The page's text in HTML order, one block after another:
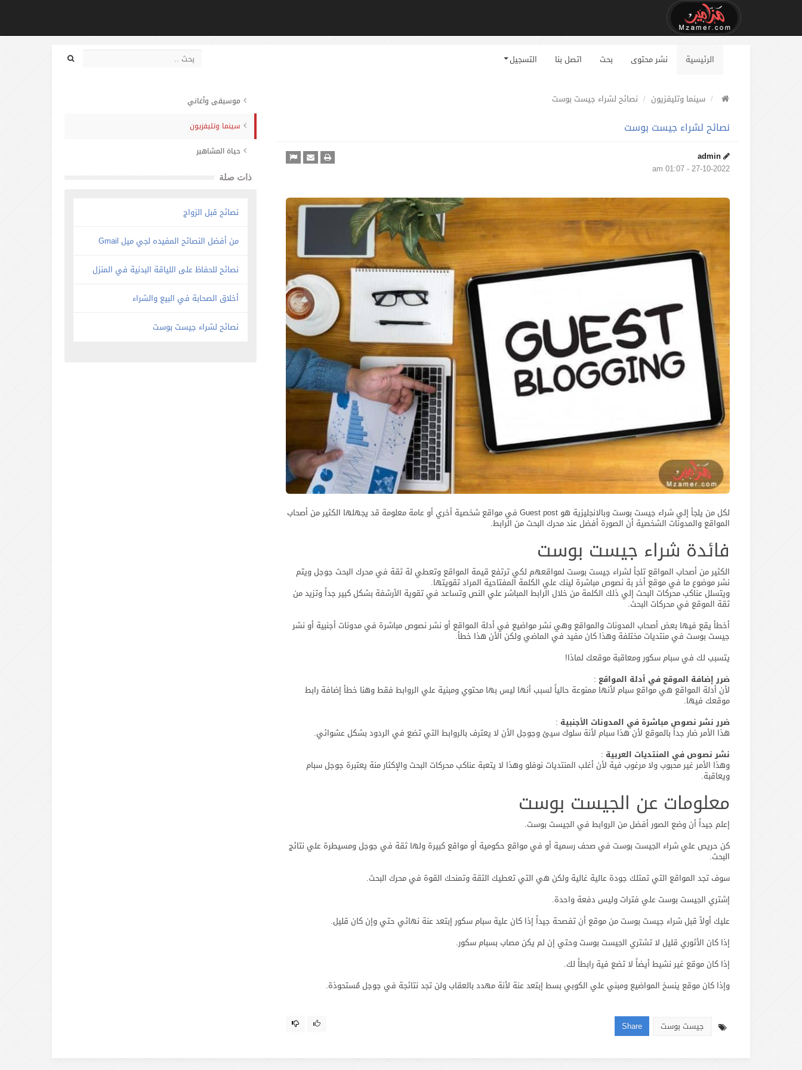
الرئيسية نشر محتوى بحث اتصل بنا التسجيل
سينما وتليفزيون نصائح لشراء جيست بوست
نصائح لشراء جيست بوست
admin
27-10-2022 - 01:07 am
لكل من يلجأ إلي شراء جيست بوست وبالانجليزية هو Guest post في مواقع شخصية أخري أو عامة معلومة قد يجهلها الكثير من أصحاب
المواقع والمدونات الشخصية أن الصورة أفضل عند محرك البحث من الرابط.
فائدة شراء جيست بوست
الكثير من أصحاب المواقع تلجأ لشراء جيست بوست لمواقعهم لكي ترتفع قيمة المواقع وتعطي لة ثقة في محرك البحث جوجل ويتم
نشر موضوع ما في موقع أخر بة نصوص مباشرة لينك علي الكلمة المفتاحية المراد تقويتها.
ويتسلل عناكب محركات البحث إلي ذلك الكلمة من خلال الرابط المباشر علي النص وتساعد في تقوية الأرشفة بشكل كبير جداً وتزيد من
ثقة الموقع في محركات البحث.
أخطأ يقع فيها بعض أصحاب المدونات والمواقع وهي نشر مواضيع في أدلة المواقع أو نشر نصوص مباشرة في مدونات أجنبية أو نشر
جيست بوست في منتديات مختلفة وهذا كان مفيد في الماضي ولكن الأن هذا خطأ.
يتسبب لك في سبام سكور ومعاقبة موقعك لماذا!
ضرر إضافة الموقع في أدلة المواقع :
لأن أدلة المواقع هي مواقع سبام لأنها ممنوعة حالياً لسبب أنها ليس بها محتوي ومبنية علي الروابط فقط وهنا خطأ إضافة رابط
موقعك فيها.
ضرر نشر نصوص مباشرة في المدونات الأجنبية :
هذا الأمر ضار جداً بالموقع لأن هذا سبام لأنة سلوك سيئ وجوجل الأن لا يعترف بالروابط التي تضع في الردود بشكل عشوائي.
نشر نصوص في المنتديات العربية :
وهذا الأمر غير محبوب ولا مرغوب فية لأن أغلب المنتديات نوفلو وهذا لا يتعبة عناكب محركات البحث والإكثار منة يعتبرة جوجل سبام
ويعاقبة.
معلومات عن الجيست بوست
إعلم جيداً أن وضع الصور أفضل من الروابط في الجيست بوست.
كن حريص علي شراء الجيست بوست في صحف رسمية أو في مواقع حكومية أو مواقع كبيرة ولها ثقة في جوجل ومسيطرة علي نتائج
البحث.
سوف تجد المواقع التي تمتلك جودة عالية غالية ولكن هي التي تعطيك الثقة وتمنحك القوة في محرك البحث.
إشتري الجيست بوست علي فترات وليس دفعة واحدة.
عليك أولاً قبل شراء جيست بوست من موقع أن تفصحة جيداً إذا كان علية سبام سكور إبتعد عنة نهائي حتي وإن كان قليل.
إذا كان الأثوري قليل لا تشتري الجيست بوست وحتي إن لم يكن مصاب بسبام سكور.
إذا كان موقع غير نشيط أيضاً لا تضع فية رابطاً لك.
وإذا كان موقع ينسخ المواضيع ومبني علي الكوبي بسط إبتعد عنة لأنة مهدد بالعقاب ولن تجد نتائجة في جوجل مُستحوذة.
جيست بوست Share
موسيقى وأغاني
سينما وتليفزيون
حياة المشاهير
ذات صلة
نصائح قبل الزواج
من أفضل النصائح المفيده لجي ميل Gmail
نصائح للحفاظ على اللياقة البدنية في المنزل
أخلاق الصحابة في البيع والشراء
نصائح لشراء جيست بوست